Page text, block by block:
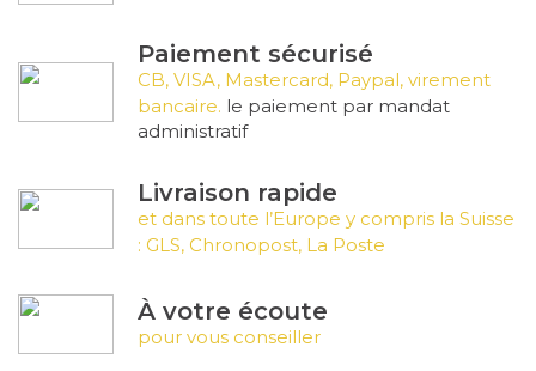
Paiement sécurisé
CB, VISA, Mastercard, Paypal, virement
bancaire. le paiement par mandat
administratif
Livraison rapide
et dans toute l’Europe y compris la Suisse
: GLS, Chronopost, La Poste
À votre écoute
pour vous conseiller